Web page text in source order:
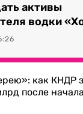
активы
водки
как КНДР
после